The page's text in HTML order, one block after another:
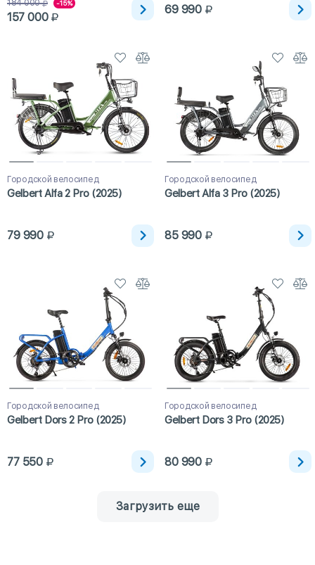
184 000 -15%
157 000
69 990
Городской велосипед
Gelbert Alfa 2 Pro (2025)
79 990
Городской велосипед
Gelbert Alfa 3 Pro (2025)
85 990
Городской велосипед
Gelbert Dors 2 Pro (2025)
77 550
Городской велосипед
Gelbert Dors 3 Pro (2025)
80 990
Загрузить еще